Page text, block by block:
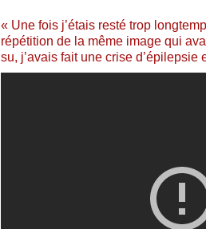
« Une fois j’étais resté trop
répétition de la même image qui
su, j’avais fait une crise d’épilepsie